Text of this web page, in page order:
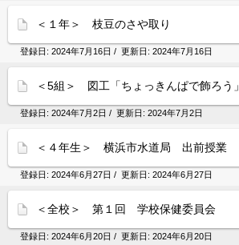
＜１年＞ 枝豆のさや取り
登録日: 2024年7月16日 / 更新日: 2024年7月16日
＜5組＞ 図工「ちょっきんぱで飾ろう」
登録日: 2024年7月2日 / 更新日: 2024年7月2日
＜４年生＞ 横浜市水道局 出前授業
登録日: 2024年6月27日 / 更新日: 2024年6月27日
＜全校＞ 第１回 学校保健委員会
登録日: 2024年6月20日 / 更新日: 2024年6月20日